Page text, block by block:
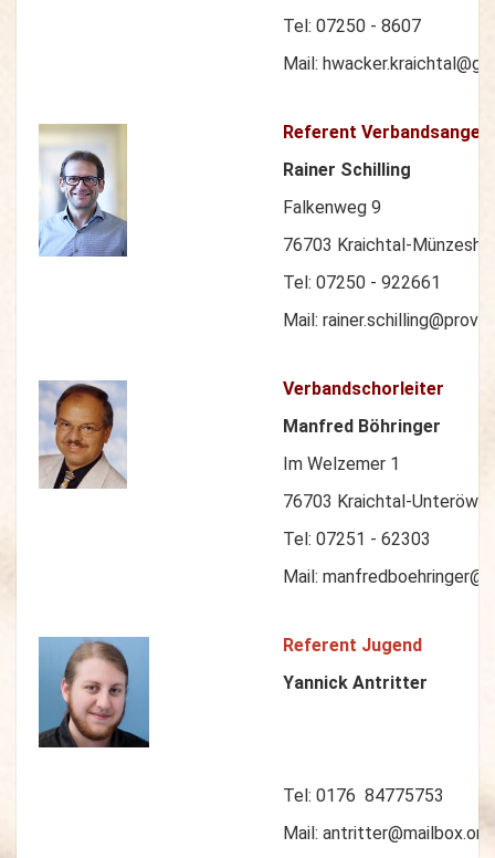
Tel: 07250 - 8607
Mail:
Referent
Rainer Schilling
Falkenweg 9
76703 Kraichtal-
Tel: 07250 - 922661
Mail:
Verbandschorleiter
Manfred Böhringer
Im Welzemer 1
76703 Kraichtal-
Tel: 07251 - 62303
Mail:
Referent Jugend
Yannick Antritter
Tel: 0176 84775753
Mail: antritter@mailbox.org